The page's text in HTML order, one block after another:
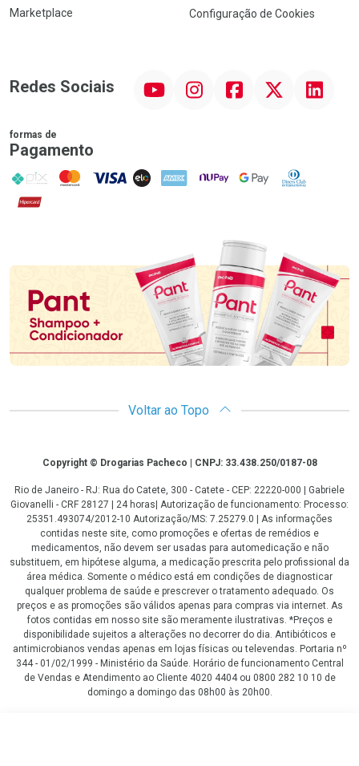
Marketplace
Configuração de Cookies
Redes Sociais InstagramFacebook Linkedin
formas de
Pagamento
PIX MasterCard
VISA ELO AMEX NuPay Google PayDiners Club
Hipercard
Promoção em Destaque
Voltar ao Topo
CopyrightCopyright © Drogarias Pacheco | CNPJ: 33.438.250/0187-08
Rio de Janeiro - RJ: Rua do Catete, 300 - Catete - CEP: 22220-000 | Gabriele
Giovanelli - CRF 28127 | 24 horas| Autorização de funcionamento: Processo:
25351.493074/2012-10 Autorização/MS: 7.25279.0 | As informações
contidas neste site, como promoções e ofertas de remédios e
medicamentos, não devem ser usadas para automedicação e não
substituem, em hipótese alguma, a medicação prescrita pelo profissional da
área médica. Somente o médico está em condições de diagnosticar
qualquer problema de saúde e prescrever o tratamento adequado. Os
preços e as promoções são válidos apenas para compras via internet. As
fotos contidas em nosso site são meramente ilustrativas. *Preços e
disponibilidade sujeitos a alterações no decorrer do dia. Antibióticos e
antimicrobianos vendas apenas em lojas físicas ou televendas. Portaria nº
344 - 01/02/1999 - Ministério da Saúde. Horário de funcionamento Central
de Vendas e Atendimento ao Cliente 4020 4404 ou 0800 282 10 10 de
domingo a domingo das 08h00 às 20h00.